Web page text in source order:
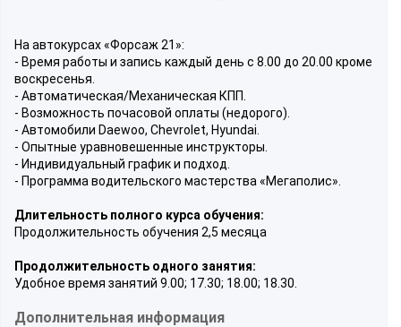
На автокурсах «Форсаж 21»:
- Время работы и запись каждый день с 8.00 до 20.00 кроме
воскресенья.
- Автоматическая/Механическая КПП.
- Возможность почасовой оплаты (недорого).
- Автомобили Daewoo, Chevrolet, Hyundai.
- Опытные уравновешенные инструкторы.
- Индивидуальный график и подход.
- Программа водительского мастерства «Мегаполис».
Длительность полного курса обучения:
Продолжительность обучения 2,5 месяца
Продолжительность одного занятия:
Удобное время занятий 9.00; 17.30; 18.00; 18.30.
Дополнительная информация